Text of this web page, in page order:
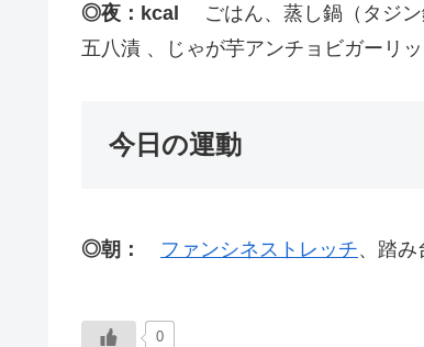
◎夜：kcal
ごはん、蒸し鍋（タジ
五八漬 、じゃが芋アンチョビガーリ
今日の運動
◎朝： ファンシネストレッチ、踏み
0